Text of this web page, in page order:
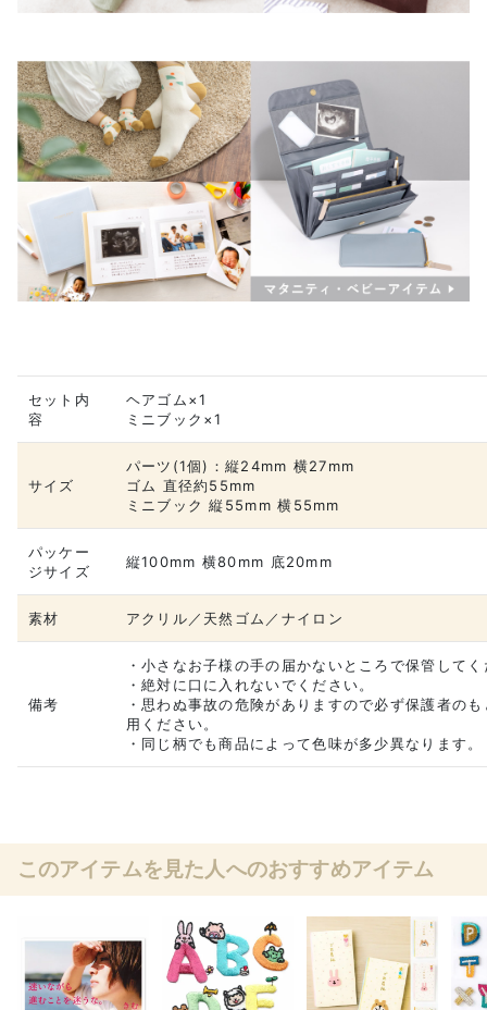
セット内
容
ヘアゴム×1
ミニブック×1
サイズ
パーツ(1個)：縦24mm 横27mm
ゴム 直径約55mm
ミニブック 縦55mm 横55mm
パッケー
ジサイズ
縦100mm 横80mm 底20mm
素材 アクリル／天然ゴム／ナイロン
備考
・小さなお子様の手の届かないところで保管して
・絶対に口に入れないでください。
・思わぬ事故の危険がありますので必ず保護者の
用ください。
・同じ柄でも商品によって色味が多少異なります。
このアイテムを見た人へのおすすめアイテム